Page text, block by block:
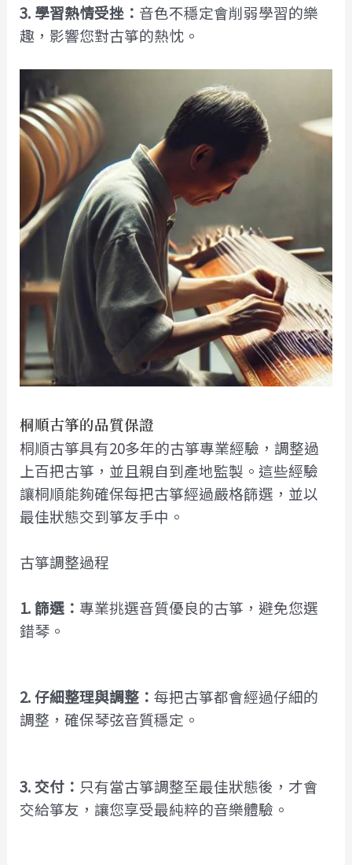
3. 學習熱情受挫： 音色不穩定會削弱學習的樂
趣，影響您對古箏的熱忱。
桐順古箏的品質保證
桐順古箏具有20多年的古箏專業經驗，調整過
上百把古箏，並且親自到產地監製。這些經驗
讓桐順能夠確保每把古箏經過嚴格篩選，並以
最佳狀態交到箏友手中。
古箏調整過程
1. 篩選：專業挑選音質優良的古箏，避免您選
錯琴。
2. 仔細整理與調整：每把古箏都會經過仔細的
調整，確保琴弦音質穩定。
3. 交付： 只有當古箏調整至最佳狀態後，才會
交給箏友，讓您享受最純粹的音樂體驗。